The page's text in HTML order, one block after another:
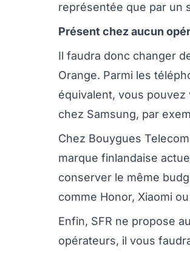
représentée que par un
Présent chez aucun
Il faudra donc changer
Orange. Parmi les
équivalent, vous pouvez
chez Samsung, par
Chez Bouygues
marque finlandaise
conserver le même
comme Honor, Xiaomi
Enfin, SFR ne propose
opérateurs, il vous